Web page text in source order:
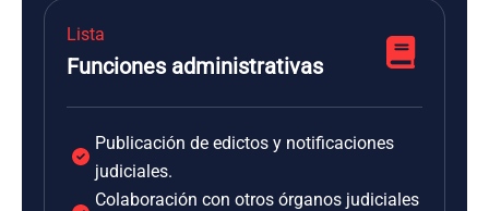
Lista
Funciones administrativas
Publicación de edictos y notificaciones
judiciales.
Colaboración con otros órganos judiciales